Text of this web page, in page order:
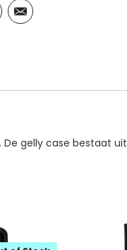
gelly case bestaat uit